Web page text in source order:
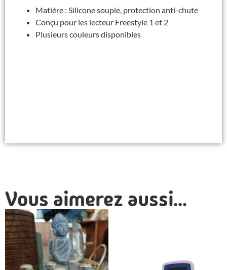
Matière : Silicone souple, protection anti-chute
Conçu pour les lecteur Freestyle 1 et 2
Plusieurs couleurs disponibles
Vous aimerez aussi...